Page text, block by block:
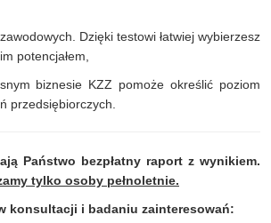
Dzięki testowi łatwiej wybierzesz
potencjałem,
biznesie KZZ pomoże określić poziom
przedsiębiorczych.
Państwo bezpłatny raport z wynikiem.
tylko osoby pełnoletnie.
konsultacji i badaniu zainteresowań: